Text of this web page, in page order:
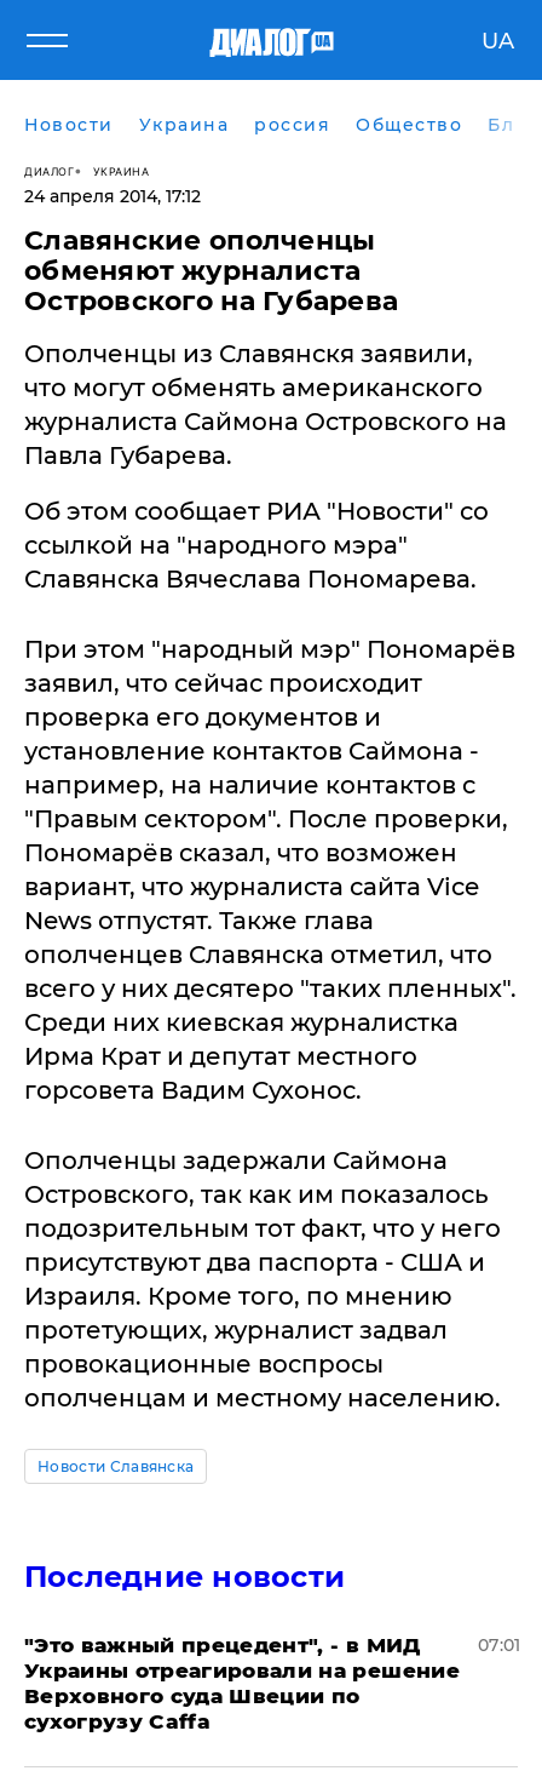
UA
Новости Украина россия Общество
ДИАЛОГ УКРАИНА
24 апреля 2014, 17:12
Славянские ополченцы
обменяют журналиста
Островского на Губарева
Ополченцы из Славянскя заявили,
что могут обменять американского
журналиста Саймона Островского на
Павла Губарева.
Об этом сообщает РИА "Новости" со
ссылкой на "народного мэра"
Славянска Вячеслава Пономарева.
При этом "народный мэр" Пономарёв
заявил, что сейчас происходит
проверка его документов и
установление контактов Саймона -
например, на наличие контактов с
"Правым сектором". После проверки,
Пономарёв сказал, что возможен
вариант, что журналиста сайта Vice
News отпустят. Также глава
ополченцев Славянска отметил, что
всего у них десятеро "таких пленных".
Среди них киевская журналистка
Ирма Крат и депутат местного
горсовета Вадим Сухонос.
Ополченцы задержали Саймона
Островского, так как им показалось
подозрительным тот факт, что у него
присутствуют два паспорта - США и
Израиля. Кроме того, по мнению
протетующих, журналист задвал
провокационные воспросы
ополченцам и местному населению.
Новости Славянска
Последние новости
"Это важный прецедент", - в МИД
Украины отреагировали на решение
Верховного суда Швеции по
сухогрузу Caffa
07:01